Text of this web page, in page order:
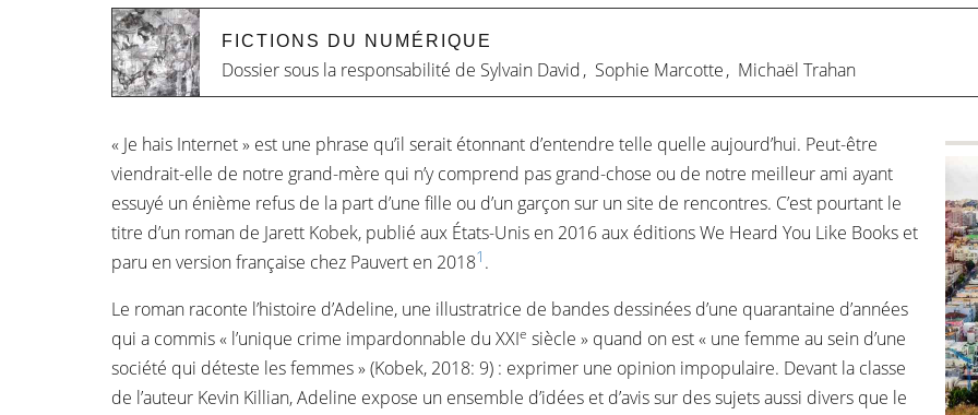
FICTIONS DU NUMÉRIQUE
Dossier sous la responsabilité de Sylvain David , Sophie Marcotte, Michaël Trahan
« Je hais Internet » est une phrase qu’il serait étonnant d’entendre telle quelle aujourd’hui. Peut-être
viendrait-elle de notre grand-mère qui n’y comprend pas grand-chose ou de notre meilleur ami ayant
essuyé un énième refus de la part d’une fille ou d’un garçon sur un site de rencontres. C’est pourtant le
titre d’un roman de Jarett Kobek, publié aux États-Unis en 2016 aux éditions We Heard You Like Books et
paru en version française chez Pauvert en 20181 .
Le roman raconte l’histoire d’Adeline, une illustratrice de bandes dessinées d’une quarantaine d’années
qui a commis « l’unique crime impardonnable du XXIe siècle » quand on est « une femme au sein d’une
société qui déteste les femmes » (Kobek, 2018: 9) : exprimer une opinion impopulaire. Devant la classe
de l’auteur Kevin Killian, Adeline expose un ensemble d’idées et d’avis sur des sujets aussi divers que le